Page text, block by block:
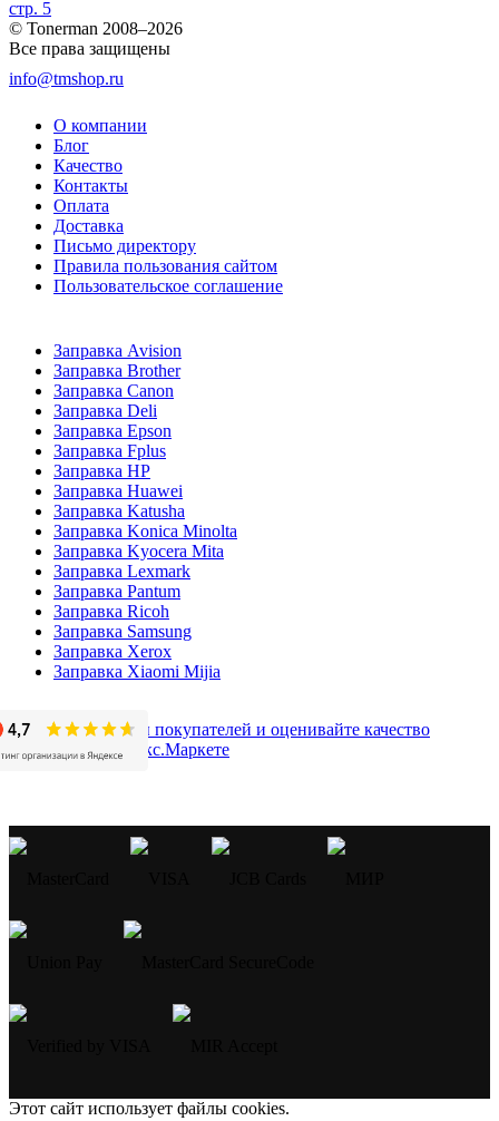
стр. 5
© Tonerman 2008–2026
Все права защищены
info@tmshop.ru
О компании
Блог
Качество
Контакты
Оплата
Доставка
Письмо директору
Правила пользования сайтом
Пользовательское соглашение
Заправка Avision
Заправка Brother
Заправка Canon
Заправка Deli
Заправка Epson
Заправка Fplus
Заправка HP
Заправка Huawei
Заправка Katusha
Заправка Konica Minolta
Заправка Kyocera Mita
Заправка Lexmark
Заправка Pantum
Заправка Ricoh
Заправка Samsung
Заправка Xerox
Заправка Xiaomi Mijia
Этот сайт использует файлы cookies.